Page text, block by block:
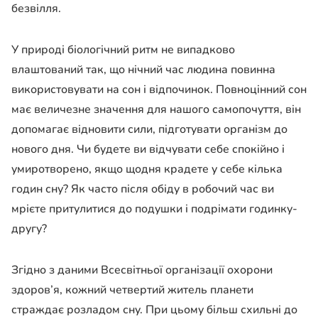
безвілля.
У природі біологічний ритм не випадково
влаштований так, що нічний час людина повинна
використовувати на сон і відпочинок. Повноцінний сон
має величезне значення для нашого самопочуття, він
допомагає відновити сили, підготувати організм до
нового дня. Чи будете ви відчувати себе спокійно і
умиротворено, якщо щодня крадете у себе кілька
годин сну? Як часто після обіду в робочий час ви
мрієте притулитися до подушки і подрімати годинку-
другу?
Згідно з даними Всесвітньої організації охорони
здоров’я, кожний четвертий житель планети
страждає розладом сну. При цьому більш схильні до